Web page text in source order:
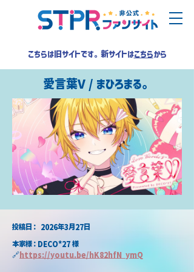
こちらは旧サイトです。新サイトはこちらから
愛言葉V / まひろまる。
2026年3月27日
​投稿日：
本家様：DECO*27 様
🔗https://youtu.be/hK82hfN_ymQ